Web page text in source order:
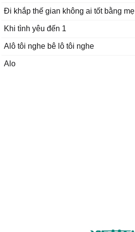
Đi khắp thế gian không ai tốt bằng mẹ
Khi tình yêu đến 1
Alô tôi nghe bê lô tôi nghe
Alo